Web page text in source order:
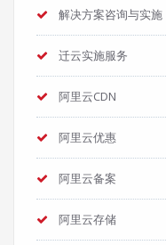
解决方案咨询与实施
迁云实施服务
阿里云CDN
阿里云优惠
阿里云备案
阿里云存储